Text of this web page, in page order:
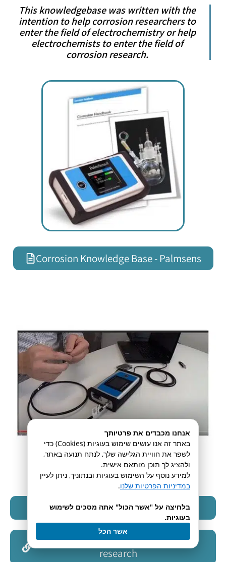
This knowledgebase was written with the
intention to help corrosion researchers to
enter the field of electrochemistry or help
electrochemists to enter the field of
corrosion research.
Corrosion Knowledge Base - Palmsens
symbols of Corrosion research
polarization curves for Corrosion
research
אנחנו מכבדים את פרטיותך
באתר זה אנו עושים שימוש בעוגיות (Cookies) כדי
לשפר את חוויית הגלישה שלך, לנתח תנועה באתר,
ולהציג לך תוכן מותאם אישית.
למידע נוסף על השימוש בעוגיות ובנתוניך, ניתן לעיין
במדיניות הפרטיות שלנו.
בלחיצה על "אשר הכול" אתה מסכים לשימוש
בעוגיות.
אשר הכל